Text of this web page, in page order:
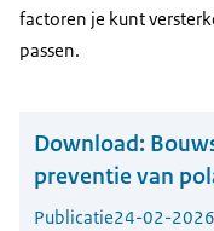
factoren je kunt
passen.
Download:
preventie van
Publicatie24-02-2026